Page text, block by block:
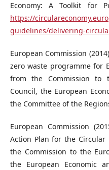
Economy: A Toolkit for
https://
guidelines/delivering-
European Commission
zero waste programme for
from the Commission to
Council, the European
the Committee of the
European Commission
Action Plan for the Circular
the Commission to the
the European Economic